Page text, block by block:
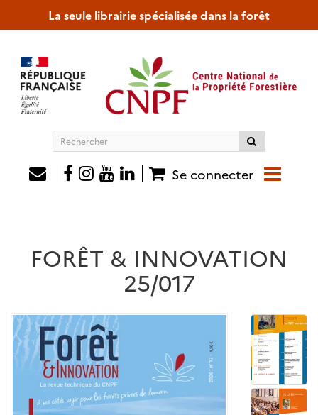
La seule librairie spécialisée dans la forêt
Rechercher
siteSe connecter
FORÊT & INNOVATION
25/017